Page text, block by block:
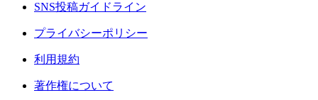
SNS投稿ガイドライン
プライバシーポリシー
利用規約
著作権について